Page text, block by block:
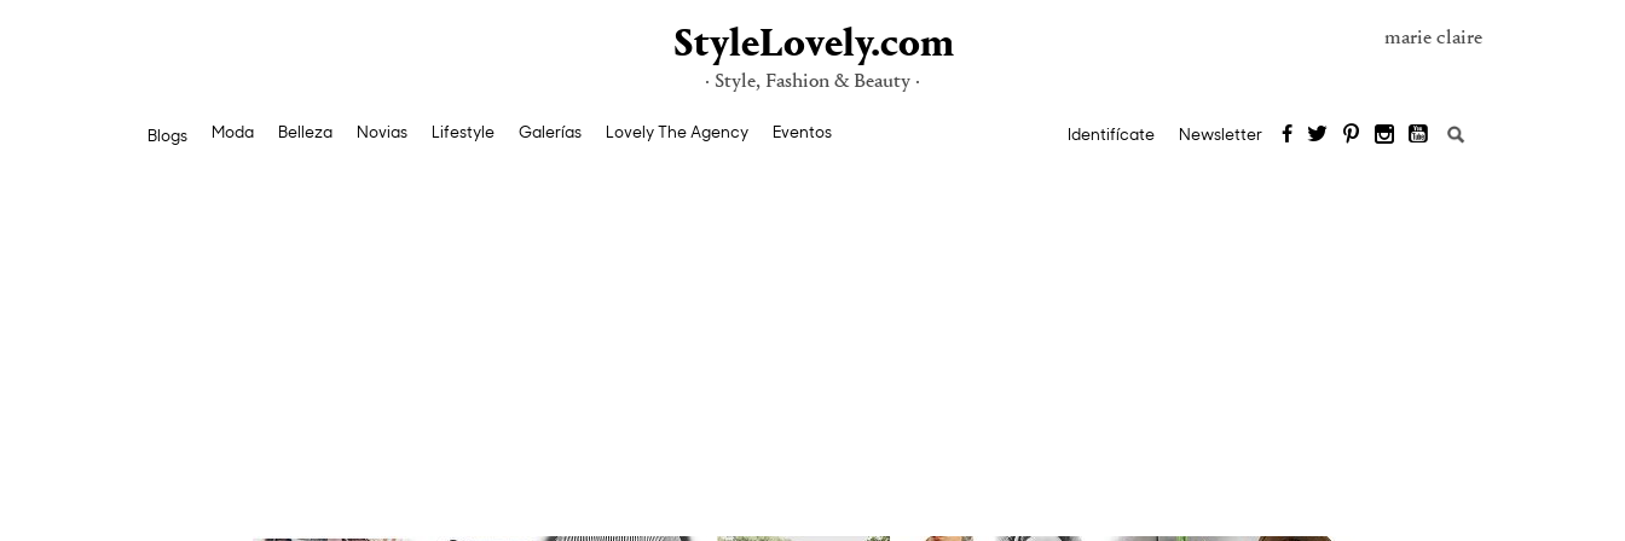
StyleLovely.com
· Style, Fashion & Beauty ·
marie claire
Blogs Moda Belleza Novias Lifestyle Galerías Lovely The Agency Eventos Identifícate Newsletter Buscar: